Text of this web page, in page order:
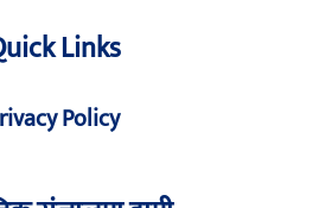
Links
Policy